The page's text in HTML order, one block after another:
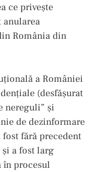
ce privește
anularea
România din
a României
(desfășurat
nereguli” și
de dezinformare
fost fără precedent
a fost larg
procesul